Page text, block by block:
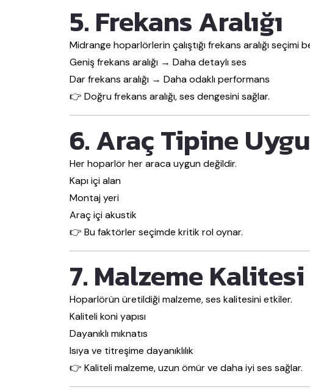
5. Frekans Aralığı
Midrange hoparlörlerin çalıştığı frekans aralığı seçimi
Geniş frekans aralığı → Daha detaylı ses
Dar frekans aralığı → Daha odaklı performans
👉 Doğru frekans aralığı, ses dengesini sağlar.
6. Araç Tipine
Her hoparlör her araca uygun değildir.
Kapı içi alan
Montaj yeri
Araç içi akustik
👉 Bu faktörler seçimde kritik rol oynar.
7. Malzeme Kalitesi
Hoparlörün üretildiği malzeme, ses kalitesini etkiler.
Kaliteli koni yapısı
Dayanıklı mıknatıs
Isıya ve titreşime dayanıklılık
👉 Kaliteli malzeme, uzun ömür ve daha iyi ses sağlar.